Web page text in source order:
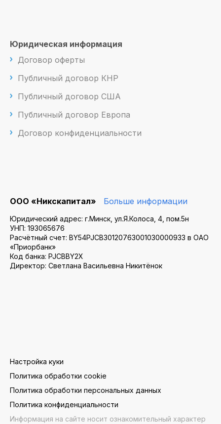
Юридическая информация
Договор оферты
Публичный договор КНР
Публичный договор США
Публичный договор Европа
Договор конфиденциальности
ООО «Никскапитал» Больше информации
Юридический адрес: г.Минск, ул.Я.Колоса, 4, пом.5н
УНП: 193065676
Расчётный счет: BY54PJCB30120763001030000933 в ОАО
«Приорбанк»
Код банка: PJCBBY2X
Директор: Светлана Васильевна Никитёнок
Настройка куки
Политика обработки cookie
Политика обработки персональных данных
Политика конфиденциальности
Информация на сайте носит ознакомительный характер